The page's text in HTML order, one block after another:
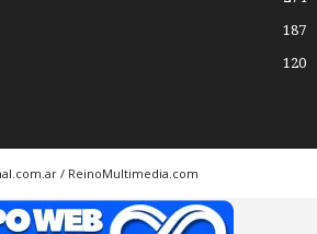
187
120
/ ReinoMultimedia.com